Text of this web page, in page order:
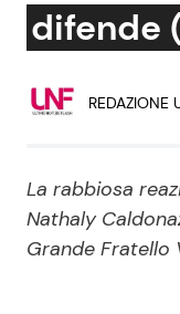
Dal Mondo
Politica
difende
REDAZIONE
La rabbiosa
Nathaly
Grande Fratello